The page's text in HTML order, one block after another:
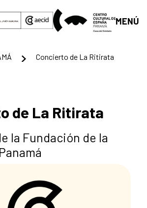
MENÚ
Concierto de La Ritirata
de La Ritirata
la Fundación de la